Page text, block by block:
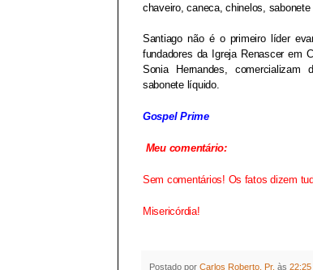
chaveiro, caneca, chinelos, sabonete
Santiago não é o primeiro líder
fundadores da Igreja Renascer em
Sonia Hernandes,
sabonete líquido.
Gospel Prime
Meu comentário:
Sem comentários! Os fatos dizem
Misericórdia!
Postado por Carlos Roberto, Pr. às 22:25